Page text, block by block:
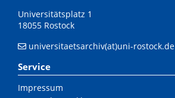
Universitätsplatz 1
18055 Rostock
universitaetsarchiv(at)uni-rostock.de
Service
Impressum